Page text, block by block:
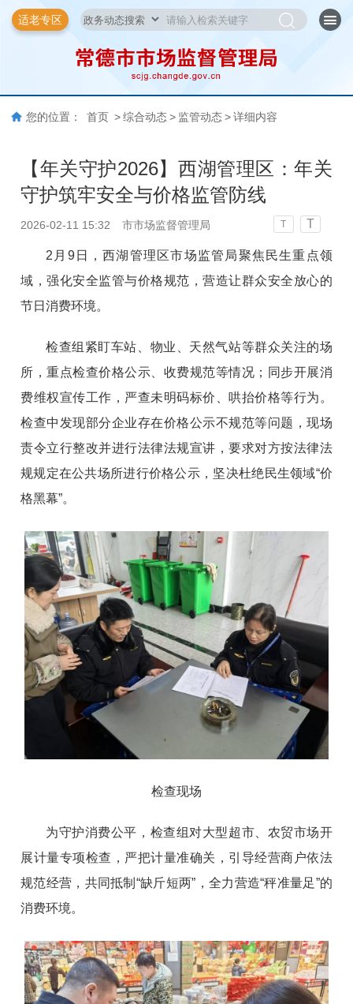
适老专区
您的位置： 首页 > 综合动态 > 监管动态 > 详细内容
【年关守护2026】西湖管理区：年关
守护筑牢安全与价格监管防线
2026-02-11 15:32 市市场监督管理局 T T
2月9日，西湖管理区市场监管局聚焦民生重点领
域，强化安全监管与价格规范，营造让群众安全放心的
节日消费环境。
检查组紧盯车站、物业、天然气站等群众关注的场
所，重点检查价格公示、收费规范等情况；同步开展消
费维权宣传工作，严查未明码标价、哄抬价格等行为。
检查中发现部分企业存在价格公示不规范等问题，现场
责令立行整改并进行法律法规宣讲，要求对方按法律法
规规定在公共场所进行价格公示，坚决杜绝民生领域“价
格黑幕”。
检查现场
为守护消费公平，检查组对大型超市、农贸市场开
展计量专项检查，严把计量准确关，引导经营商户依法
规范经营，共同抵制“缺斤短两”，全力营造“秤准量足”的
消费环境。